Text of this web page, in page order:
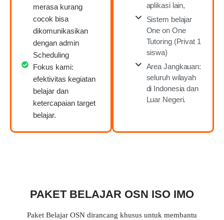
merasa kurang
cocok bisa
dikomunikasikan
dengan admin
Scheduling
Fokus kami:
efektivitas kegiatan
belajar dan
ketercapaian target
belajar.
aplikasi lain,
Sistem belajar
One on One
Tutoring (Privat 1
siswa)
Area Jangkauan:
seluruh wilayah
di Indonesia dan
Luar Negeri.
PAKET BELAJAR OSN ISO IMO
Paket Belajar OSN dirancang khusus untuk membantu